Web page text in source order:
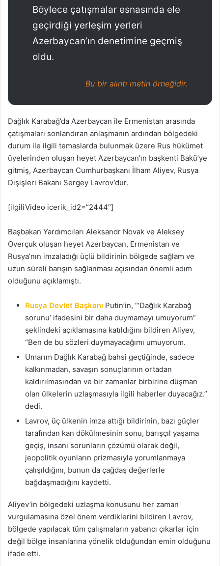
Böylece çatışmalar esnasında ele
geçirdiği yerleşim yerleri
Azerbaycan’ın denetimine geçmiş
oldu.
Bu bir alıntı metin örneğidir.
Dağlık Karabağ’da Azerbaycan ile Ermenistan arasında
çatışmaları sonlandıran anlaşmanın ardından bölgedeki
durum ile ilgili temaslarda bulunmak üzere Rus hükümet
üyelerinden oluşan heyet Azerbaycan’ın başkenti Bakü’ye
gitmiş, Azerbaycan Cumhurbaşkanı İlham Aliyev, Rusya
Dışişleri Bakanı Sergey Lavrov’dur.
[ilgiliVideo icerik_id2=”2444″]
Başbakan Yardımcıları Aleksandr Novak ve Aleksey
Overçuk oluşan heyet Azerbaycan, Ermenistan ve
Rusya’nın imzaladığı üçlü bildirinin bölgede sağlam ve
uzun süreli barışın sağlanması açısından önemli adım
olduğunu açıklamıştı.
Rusya Devlet Başkanı Putin’in, “‘Dağlık Karabağ
sorunu’ ifadesini bir daha duymamayı umuyorum”
şeklindeki açıklamasına katıldığını bildiren Aliyev,
“Ben de bu sözleri duymayacağımı umuyorum.
Umarım Dağlık Karabağ bahsi geçtiğinde, sadece
kalkınmadan, savaşın sonuçlarının ortadan
kaldırılmasından ve bir zamanlar birbirine düşman
olan ülkelerin uzlaşmasıyla ilgili haberler duyacağız.”
dedi.
Lavrov, üç ülkenin imza attığı bildirinin, bazı güçler
tarafından kan dökülmesinin sonu, barışçıl yaşama
geçiş, insani sorunların çözümü olarak değil,
jeopolitik oyunların prizmasıyla yorumlanmaya
çalışıldığını, bunun da çağdaş değerlerle
bağdaşmadığını kaydetti.
Aliyev’in bölgedeki uzlaşma konusunu her zaman
vurgulamasına özel önem verdiklerini bildiren Lavrov,
bölgede yapılacak tüm çalışmaların yabancı çıkarlar için
değil bölge insanlarına yönelik olduğundan emin olduğunu
ifade etti.